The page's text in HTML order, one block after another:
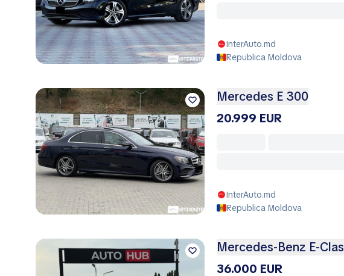
InterAuto.md
Republica Moldova
Mercedes E 300
20.999 EUR
InterAuto.md
Republica Moldova
Mercedes-Benz E-
36.000 EUR